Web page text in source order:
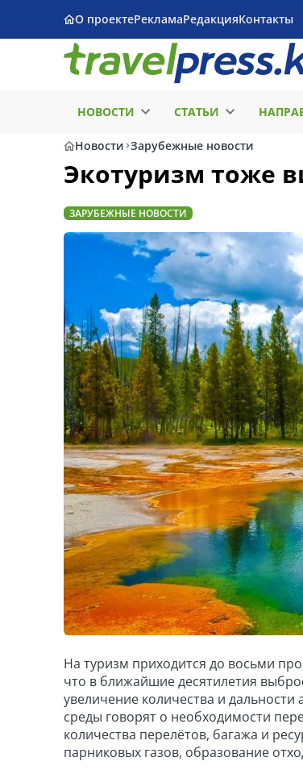
О проектеРекламаРедакцияКонтакты
НОВОСТИ СТАТЬИ
Новости Зарубежные новости
Экотуризм тоже
ЗАРУБЕЖНЫЕ НОВОСТИ
На туризм приходится до восьми
что в ближайшие десятилетия
увеличение количества и
среды говорят о необходимости
количества перелётов, багажа и
парниковых газов, образование